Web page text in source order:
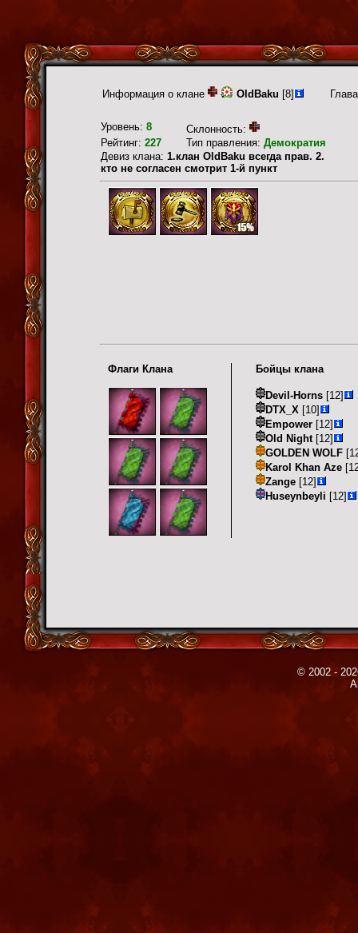
Информация о клане OldBaku [8]
Уровень: 8
Склонность:
Рейтинг: 227 Тип правления: Демократия
Девиз клана: 1.клан OldBaku всегда прав. 2.
кто не согласен смотрит 1-й пункт
Флаги Клана Бойцы клана
Devil-Horns [12]
DTX_X [10]
Empower [12]
Old Night [12]
GOLDEN WOLF
Karol Khan Aze
Zange [12]
Huseynbeyli [12]
© 2002 -